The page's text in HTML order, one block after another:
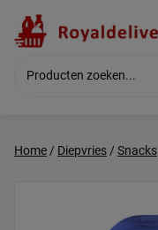
content
Home/ Diepvries/ Snacks